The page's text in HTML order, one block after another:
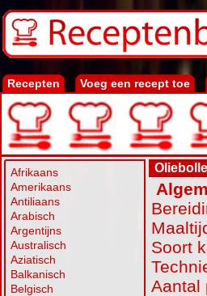
Recepten Voeg een recept toe
Afrikaans
Amerikaans
Antiliaans
Arabisch
Argentijns
Australisch
Aziatisch
Balkanisch
Belgisch
Soort
Aantal